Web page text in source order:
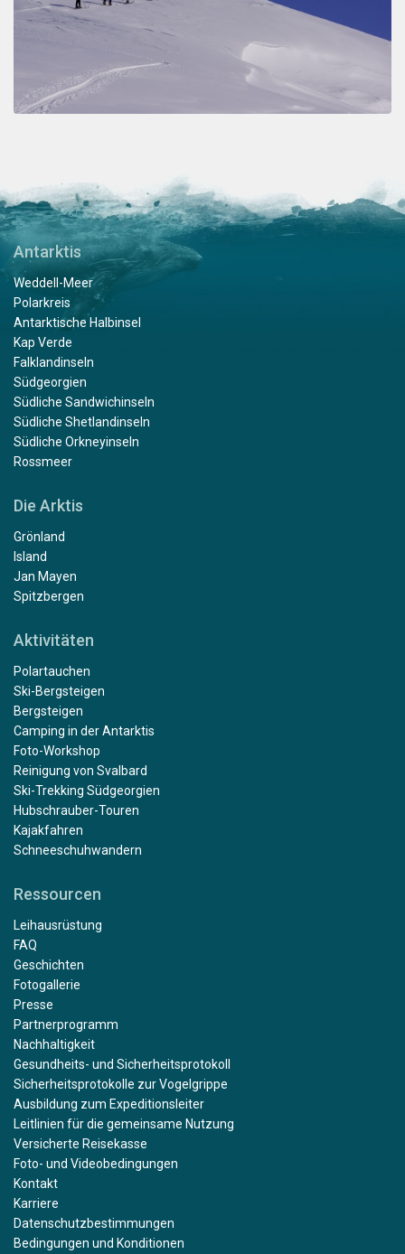
Antarktis
Weddell-Meer
Polarkreis
Antarktische Halbinsel
Kap Verde
Falklandinseln
Südgeorgien
Südliche Sandwichinseln
Südliche Shetlandinseln
Südliche Orkneyinseln
Rossmeer
Die Arktis
Grönland
Island
Jan Mayen
Spitzbergen
Aktivitäten
Polartauchen
Ski-Bergsteigen
Bergsteigen
Camping in der Antarktis
Foto-Workshop
Reinigung von Svalbard
Ski-Trekking Südgeorgien
Hubschrauber-Touren
Kajakfahren
Schneeschuhwandern
Ressourcen
Leihausrüstung
FAQ
Geschichten
Fotogallerie
Presse
Partnerprogramm
Nachhaltigkeit
Gesundheits- und Sicherheitsprotokoll
Sicherheitsprotokolle zur Vogelgrippe
Ausbildung zum Expeditionsleiter
Leitlinien für die gemeinsame Nutzung
Versicherte Reisekasse
Foto- und Videobedingungen
Kontakt
Karriere
Datenschutzbestimmungen
Bedingungen und Konditionen